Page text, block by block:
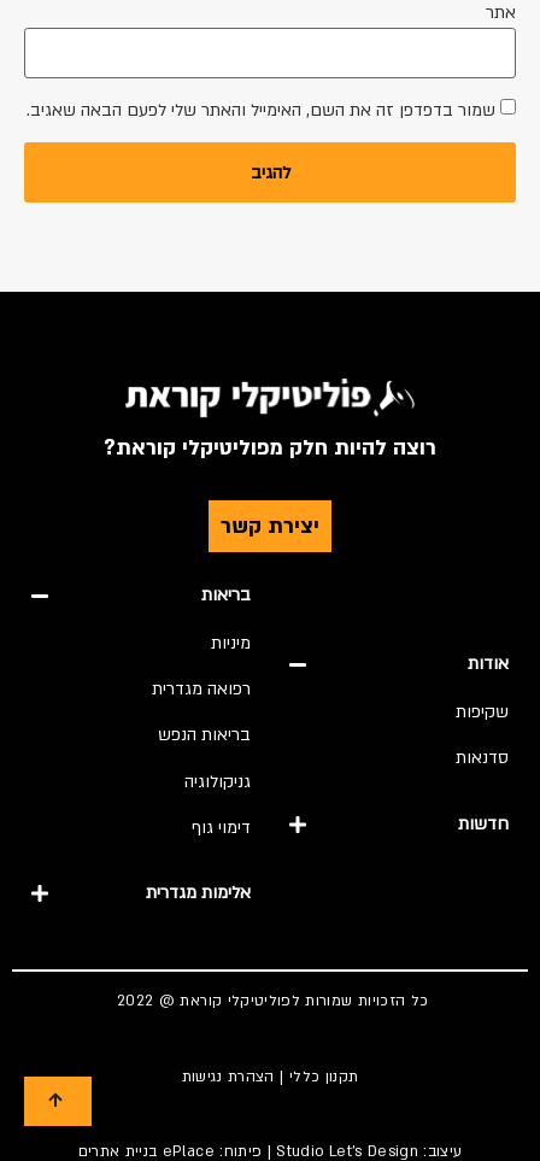
אתר
שמור בדפדפן זה את השם, האימייל והאתר שלי לפעם הבאה שאגיב.
רוצה להיות חלק מפוליטיקלי קוראת?
יצירת קשר
אודות
שקיפות
סדנאות
חדשות
בריאות
מיניות
רפואה מגדרית
בריאות הנפש
גניקולוגיה
דימוי גוף
אלימות מגדרית
כל הזכויות שמורות לפוליטיקלי קוראת @ 2022
תקנון כללי | הצהרת נגישות
עיצוב: Studio Let's Design| פיתוח: ePlace בניית אתרים